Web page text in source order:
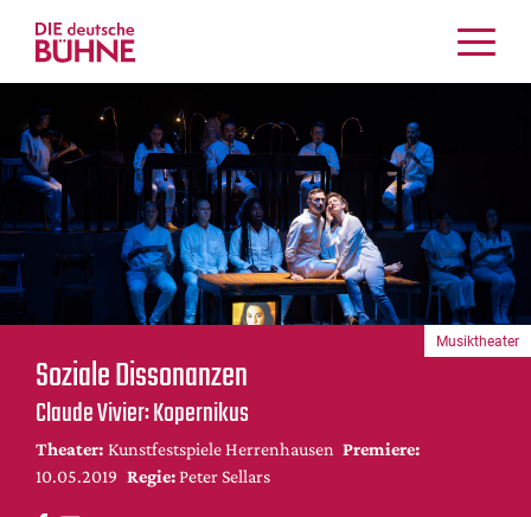
Kritiken
Schauspiel
Musiktheater
Tanz
Crossover
Bühnenwelt
Festivals & Veranstaltungen
Menschen & Theater
Themen
Internationales
Nachrufe
Soziale Dissonanzen
Claude Vivier: Kopernikus
Theater: Kunstfestspiele Herrenhausen Premiere:
10.05.2019 Regie: Peter Sellars
Musiktheater